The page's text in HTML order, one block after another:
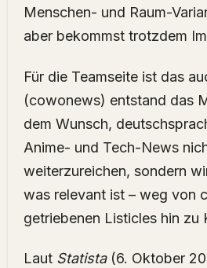
Menschen- und Raum-
aber bekommst trotzdem
Für die Teamseite ist das
(cowonews) entstand das
dem Wunsch,
Anime- und Tech-News
weiterzureichen, sondern
was relevant ist – weg von
getriebenen Listicles hin zu
Laut Statista(6. Oktober